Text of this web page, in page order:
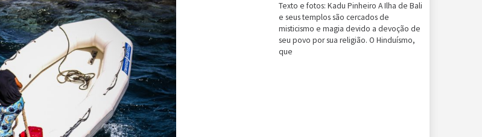
Texto e fotos: Kadu Pinheiro A Ilha de Bali
e seus templos são cercados de
misticismo e magia devido a devoção de
seu povo por sua religião. O Hinduísmo,
que